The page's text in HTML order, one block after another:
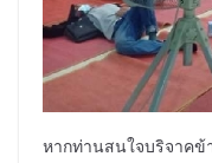
หากท่านสนใจบริจาคข้